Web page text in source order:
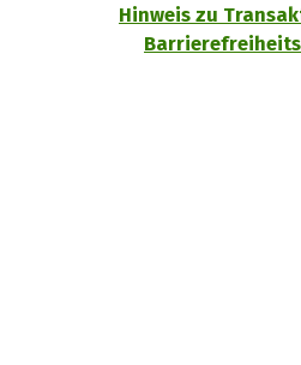
Hinweis zu